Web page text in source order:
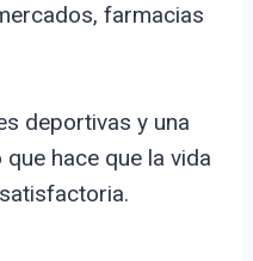
farmacias
deportivas y una
hace que la vida